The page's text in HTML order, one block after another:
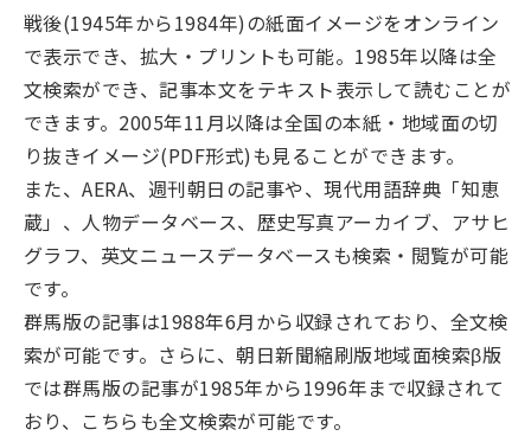
戦後(1945年から1984年)の紙面イメージをオンライン
で表示でき、拡大・プリントも可能。1985年以降は全
文検索ができ、記事本文をテキスト表示して読むことが
できます。2005年11月以降は全国の本紙・地域面の切
り抜きイメージ(PDF形式)も見ることができます。
また、AERA、週刊朝日の記事や、現代用語辞典「知恵
蔵」、人物データベース、歴史写真アーカイブ、アサヒ
グラフ、英文ニュースデータベースも検索・閲覧が可能
です。
群馬版の記事は1988年6月から収録されており、全文検
索が可能です。さらに、朝日新聞縮刷版地域面検索β版
では群馬版の記事が1985年から1996年まで収録されて
おり、こちらも全文検索が可能です。